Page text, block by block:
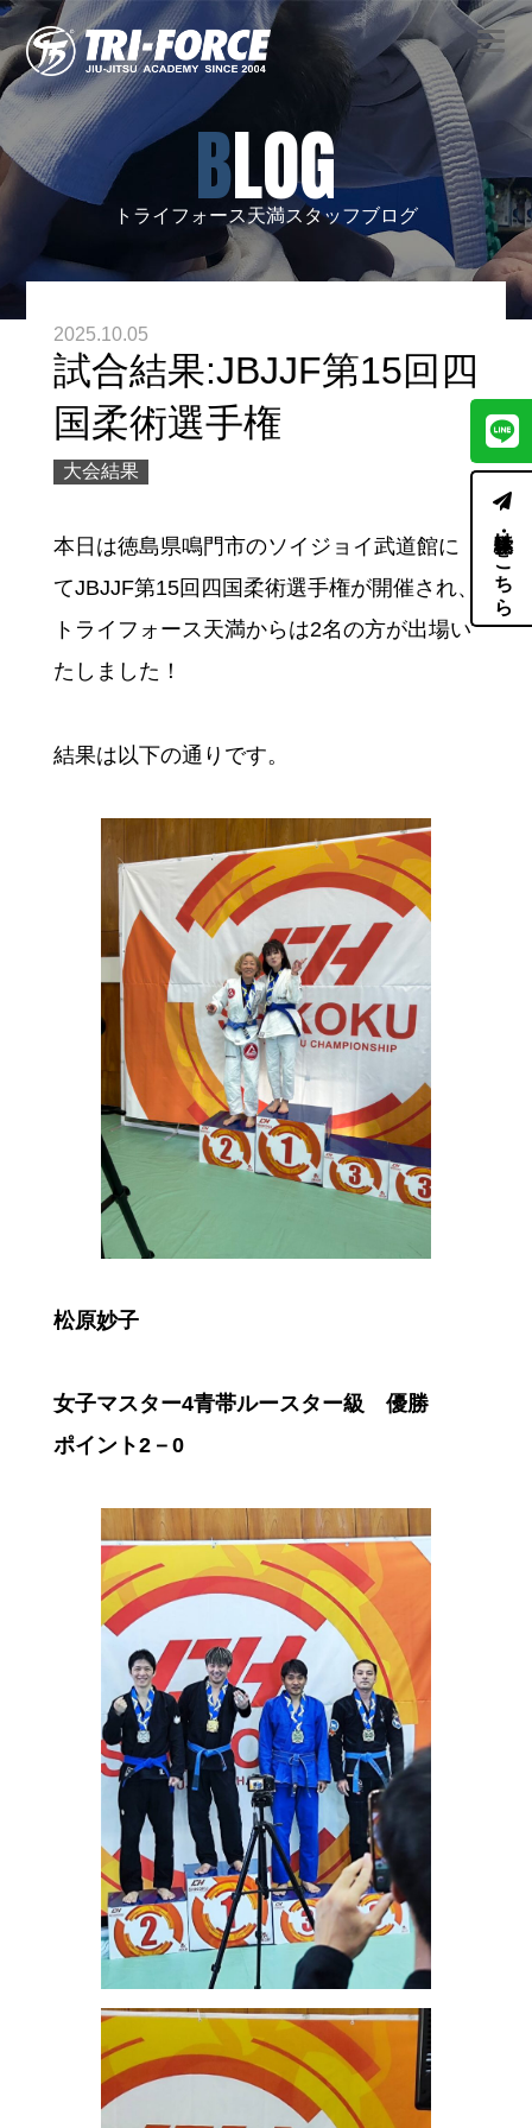
BLOG
トライフォース天満スタッフブログ
2025.10.05
試合結果:JBJJF第15回四
国柔術選手権
大会結果
本日は徳島県鳴門市のソイジョイ武道館に
てJBJJF第15回四国柔術選手権が開催され、
トライフォース天満からは2名の方が出場い
たしました！
結果は以下の通りです。
松原妙子
女子マスター4青帯ルースター級 優勝
ポイント2－0
体験・見学はこちら